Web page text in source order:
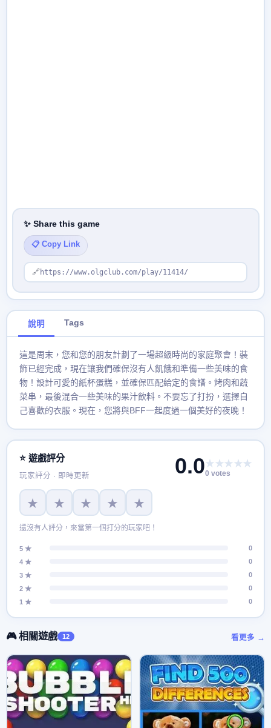
✨ Share this game
📋 Copy Link
🔗 https://www.olgclub.com/play/11414/
說明 Tags
這是周末，您和您的朋友計劃了一場超級時尚的家庭聚會！裝
飾已經完成，現在讓我們確保沒有人飢餓和準備一些美味的食
物！設計可愛的紙杯蛋糕，並確保匹配給定的食譜。烤肉和蔬
菜串，最後混合一些美味的果汁飲料。不要忘了打扮，選擇自
己喜歡的衣服。現在，您將與BFF一起度過一個美好的夜晚！
⭐ 遊戲評分
玩家評分 · 即時更新 0.0★★★★★
0 votes
★ ★ ★ ★ ★
還沒有人評分，來當第一個打分的玩家吧！
5 ★
0
4 ★
0
3 ★
0
2 ★
0
1 ★
0
🎮 相關遊戲 12 看更多 →